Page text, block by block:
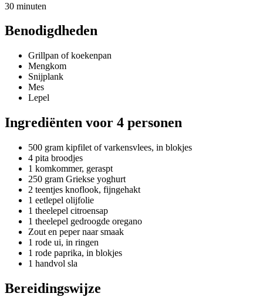
30 minuten
Benodigdheden
Grillpan of koekenpan
Mengkom
Snijplank
Mes
Lepel
Ingrediënten voor 4 personen
500 gram kipfilet of varkensvlees, in blokjes
4 pita broodjes
1 komkommer, geraspt
250 gram Griekse yoghurt
2 teentjes knoflook, fijngehakt
1 eetlepel olijfolie
1 theelepel citroensap
1 theelepel gedroogde oregano
Zout en peper naar smaak
1 rode ui, in ringen
1 rode paprika, in blokjes
1 handvol sla
Bereidingswijze